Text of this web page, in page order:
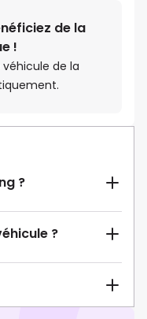
de la
!
de la
?
?